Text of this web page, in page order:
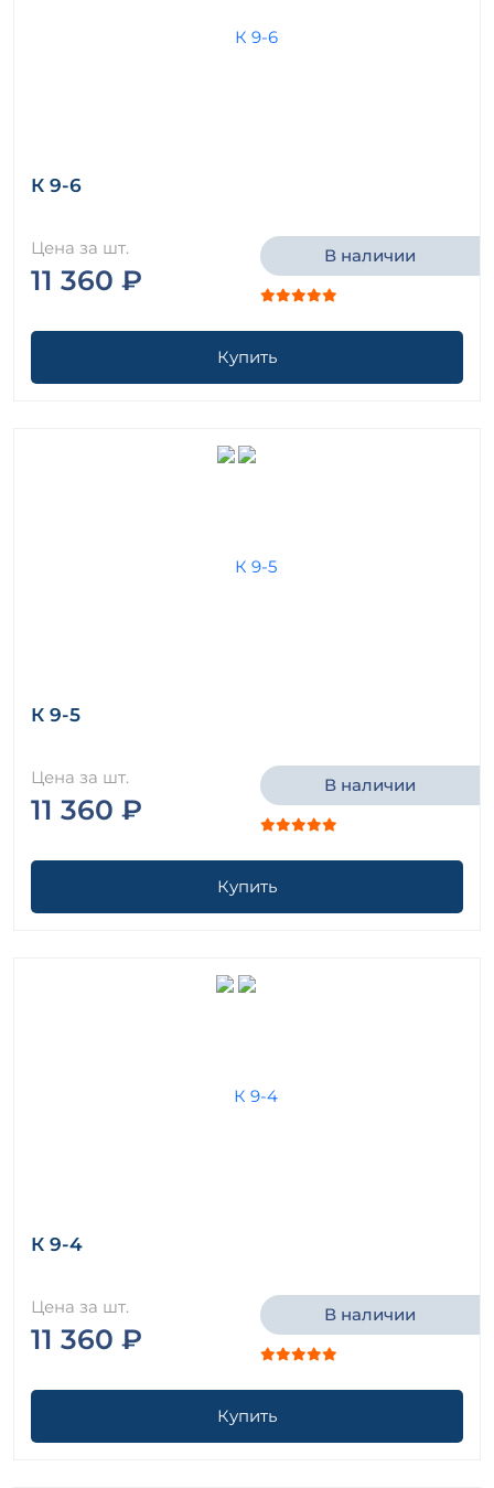
К 9-6
Цена за шт.
11 360 ₽
В наличии
Купить
К 9-5
Цена за шт.
11 360 ₽
В наличии
Купить
К 9-4
Цена за шт.
11 360 ₽
В наличии
Купить